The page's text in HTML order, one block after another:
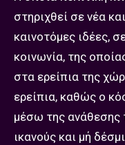
στηριχθεί σε νέα
καινοτόμες ιδέες,
κοινωνία, της
στα ερείπια της
ερείπια, καθώς ο
μέσω της ανάθεσης
ικανούς και μή